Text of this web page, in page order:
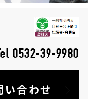
0532-39-9980
い合わせ
花園